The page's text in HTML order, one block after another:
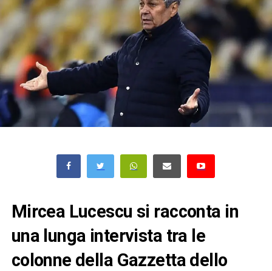
Mircea Lucescu si racconta in
una lunga intervista tra le
colonne della Gazzetta dello